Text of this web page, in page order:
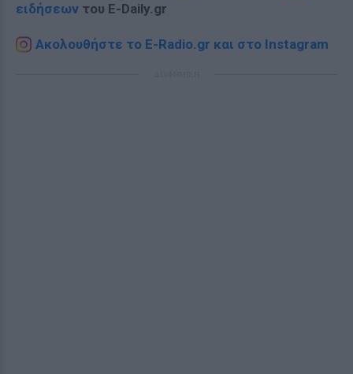
ειδήσεων του E-Daily.gr
Ακολουθήστε το E-Radio.gr και στο Instagram